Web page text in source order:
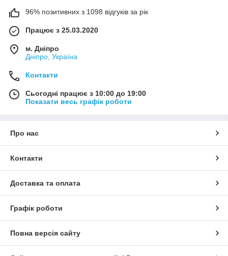
96% позитивних з 1098 відгуків за рік
Працює з 25.03.2020
м. Дніпро
Дніпро, Україна
Контакти
Сьогодні працює з 10:00 до 19:00
Показати весь графік роботи
Про нас
Контакти
Доставка та оплата
Графік роботи
Повна версія сайту